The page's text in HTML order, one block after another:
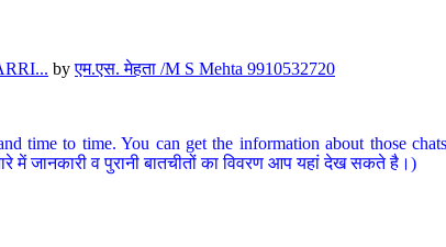
byएम.एस. मेहता /M S Mehta 9910532720
time to time. You can get the information about those
में जानकारी व पुरानी बातचीतों का विवरण आप यहां देख सकते है।)